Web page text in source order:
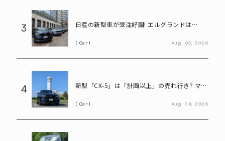
3
日産の新型車が受注好調! エルグランドは
Car Aug. 03, 2026
4
新型「CX-5」は「計画以上」の売れ行き? マツ
Car Aug. 04, 2026